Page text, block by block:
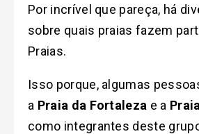
Por incrível que pareça, há
sobre quais praias fazem
Praias.
Isso porque, algumas
a Praia da Fortaleza e a
como integrantes deste